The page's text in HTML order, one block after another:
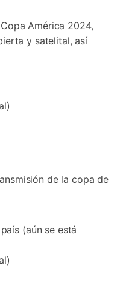
América 2024,
y satelital, así
de la copa de
(aún se está